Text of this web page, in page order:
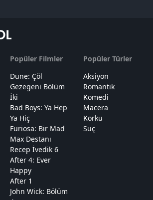
Popüler Filmler
Dune: Çöl
Gezegeni Bölüm
İki
Bad Boys: Ya Hep
Ya Hiç
Furiosa: Bir Mad
Max Destanı
Recep İvedik 6
After 4: Ever
Happy
After 1
John Wick: Bölüm
Popüler Türler
Aksiyon
Romantik
Komedi
Macera
Korku
Suç